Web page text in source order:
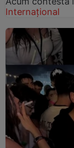
Internațional